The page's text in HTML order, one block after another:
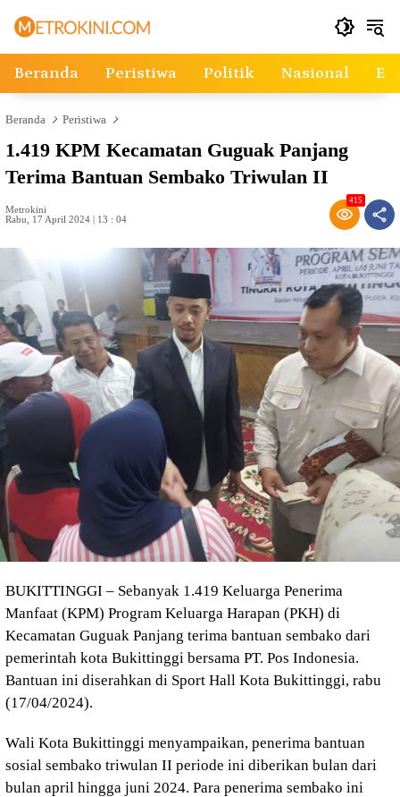
Beranda Peristiwa Politik Nasional
Beranda Peristiwa
1.419 KPM Kecamatan Guguak Panjang
Terima Bantuan Sembako Triwulan II
Metrokini
Rabu, 17 April 2024 | 13 : 04
415
BUKITTINGGI – Sebanyak 1.419 Keluarga Penerima
Manfaat (KPM) Program Keluarga Harapan (PKH) di
Kecamatan Guguak Panjang terima bantuan sembako dari
pemerintah kota Bukittinggi bersama PT. Pos Indonesia.
Bantuan ini diserahkan di Sport Hall Kota Bukittinggi, rabu
(17/04/2024).
Wali Kota Bukittinggi menyampaikan, penerima bantuan
sosial sembako triwulan II periode ini diberikan bulan dari
bulan april hingga juni 2024. Para penerima sembako ini